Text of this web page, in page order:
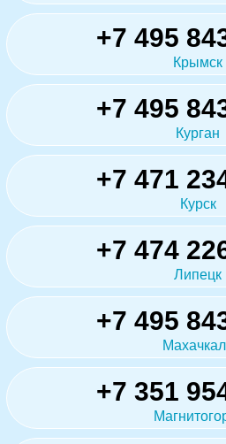
+7 495
Крымск
+7 495
Курган
+7 471
Курск
+7 474
Липецк
+7 495
+7 351